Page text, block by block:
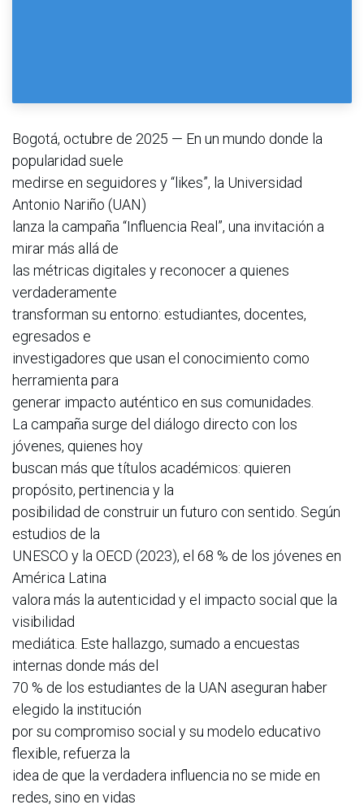
Bogotá, octubre de 2025 — En un mundo donde la
popularidad suele
medirse en seguidores y “likes”, la Universidad
Antonio Nariño (UAN)
lanza la campaña “Influencia Real”, una invitación a
mirar más allá de
las métricas digitales y reconocer a quienes
verdaderamente
transforman su entorno: estudiantes, docentes,
egresados e
investigadores que usan el conocimiento como
herramienta para
generar impacto auténtico en sus comunidades.
La campaña surge del diálogo directo con los
jóvenes, quienes hoy
buscan más que títulos académicos: quieren
propósito, pertinencia y la
posibilidad de construir un futuro con sentido. Según
estudios de la
UNESCO y la OECD (2023), el 68 % de los jóvenes en
América Latina
valora más la autenticidad y el impacto social que la
visibilidad
mediática. Este hallazgo, sumado a encuestas
internas donde más del
70 % de los estudiantes de la UAN aseguran haber
elegido la institución
por su compromiso social y su modelo educativo
flexible, refuerza la
idea de que la verdadera influencia no se mide en
redes, sino en vidas